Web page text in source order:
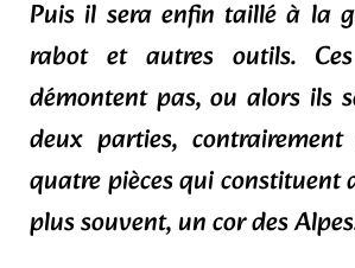
Puis il sera enfin taillé à la
rabot et autres outils.
démontent pas, ou alors ils
deux parties,
quatre pièces qui constituent
plus souvent, un cor des